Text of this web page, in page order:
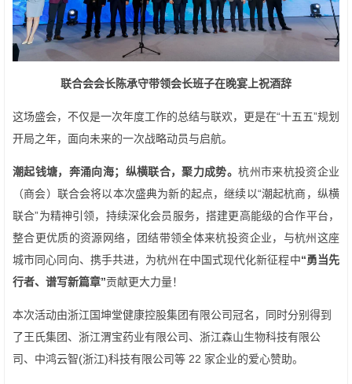
联合会会长陈承守带领会长班子在晚宴上祝酒辞
这场盛会，不仅是一次年度工作的总结与联欢，更是在“十五五”规划
开局之年，面向未来的一次战略动员与启航。
潮起钱塘，奔涌向海；纵横联合，聚力成势。杭州市来杭投资企业
（商会）联合会将以本次盛典为新的起点，继续以“潮起杭商，纵横
联合”为精神引领，持续深化会员服务，搭建更高能级的合作平台，
整合更优质的资源网络，团结带领全体来杭投资企业，与杭州这座
城市同心同向、携手共进，为杭州在中国式现代化新征程中“勇当先
行者、谱写新篇章”贡献更大力量！
本次活动由浙江国坤堂健康控股集团有限公司冠名，同时分别得到
了王氏集团、浙江渭宝药业有限公司、浙江森山生物科技有限公
司、中鸿云智(浙江)科技有限公司等 22 家企业的爱心赞助。